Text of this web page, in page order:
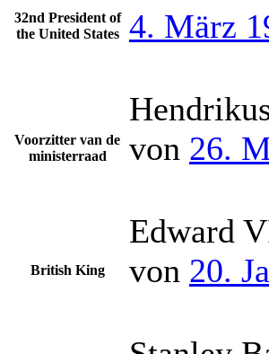
32nd President of
the United States
4. März
Voorzitter van de
ministerraad
von 26.
British King
Edward
von 20.